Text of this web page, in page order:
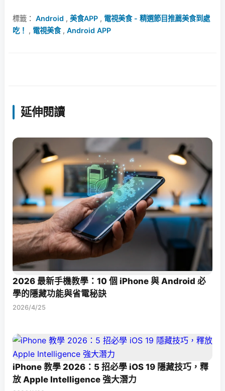
標籤： Android , 美食APP , 電視美食 - 精選節目推薦美食到處
吃！ , 電視美食, Android APP
延伸閱讀
2026 最新手機教學：10 個 iPhone 與 Android 必
學的隱藏功能與省電秘訣
2026/4/25
iPhone 教學 2026：5 招必學 iOS 19 隱藏技巧，釋
放 Apple Intelligence 強大潛力